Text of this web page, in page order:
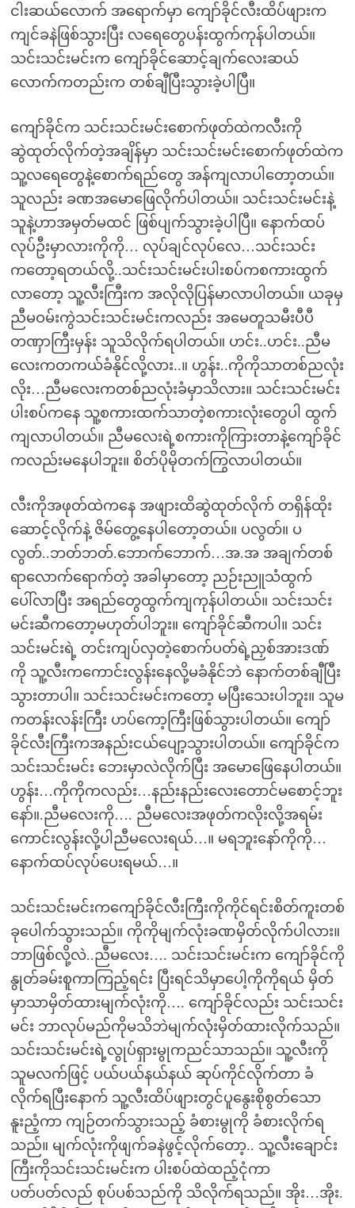
ငါးဆယ်လောက် အရောက်မှာ ကျော်ခိုင်လီးထိပ်ဖျားက
ကျင်ခနဲဖြစ်သွားပြီး လရေတွေပန်းထွက်ကုန်ပါတယ်။
သင်းသင်းမင်းက ကျော်ခိုင်ဆောင့်ချက်လေးဆယ်
လောက်ကတည်းက တစ်ချီပြီးသွားခဲ့ပါပြီ။
ကျော်ခိုင်က သင်းသင်းမင်းစောက်ဖုတ်ထဲကလီးကို
ဆွဲထုတ်လိုက်တဲ့အချိန်မှာ သင်းသင်းမင်းစောက်ဖုတ်ထဲက
သူ့လရေတွေနဲ့စောက်ရည်တွေ အန်ကျလာပါတော့တယ်။
သူလည်း ခဏအမောဖြေလိုက်ပါတယ်။ သင်းသင်းမင်းနဲ့
သူနဲ့ဟာအမှတ်မထင် ဖြစ်ပျက်သွားခဲ့ပါပြီ။ နောက်ထပ်
လုပ်ဦးမှာလားကိုကို… လုပ်ချင်လုပ်လေ…သင်းသင်း
ကတော့ရတယ်လို့..သင်းသင်းမင်းပါးစပ်ကစကားထွက်
လာတော့ သူ့လီးကြီးက အလိုလိုပြန်မာလာပါတယ်။ ယခုမှ
ညီမဝမ်းကွဲသင်းသင်းမင်းကလည်း အမေတူသမီးပီပီ
တဏှာကြီးမှန်း သူသိလိုက်ရပါတယ်။ ဟင်း..ဟင်း..ညီမ
လေးကတကယ်ခံနိုင်လို့လား..။ ဟွန်း..ကိုကိုသာတစ်ညလုံး
လိုး…ညီမလေးကတစ်ညလုံးခံမှာသိလား။ သင်းသင်းမင်း
ပါးစပ်ကနေ သူ့စကားထက်သာတဲ့စကားလုံးတွေပါ ထွက်
ကျလာပါတယ်။ ညီမလေးရဲ့စကားကိုကြားတာနဲ့ကျော်ခိုင်
ကလည်းမနေပါဘူး။ စိတ်ပိုမိုတက်ကြွလာပါတယ်။
လီးကိုအဖုတ်ထဲကနေ အဖျားထိဆွဲထုတ်လိုက် တရှိန်ထိုး
ဆောင့်လိုက်နဲ့ ဇိမ်တွေ့နေပါတော့တယ်။ ပလွတ်။ ပ
လွတ်..ဘတ်ဘတ်.ဘောက်ဘောက်…အ.အ အချက်တစ်
ရာလောက်ရောက်တဲ့ အခါမှာတော့ ညဉ်းညူသံထွက်
ပေါ်လာပြီး အရည်တွေထွက်ကျကုန်ပါတယ်။ သင်းသင်း
မင်းဆီကတော့မဟုတ်ပါဘူး။ ကျော်ခိုင်ဆီကပါ။ သင်း
သင်းမင်းရဲ့ တင်းကျပ်လှတဲ့စောက်ပတ်ရဲ့ညှစ်အားဒဏ်
ကို သူ့လီးကကောင်းလွန်းနေလို့မခံနိုင်ဘဲ နောက်တစ်ချီပြီး
သွားတာပါ။ သင်းသင်းမင်းကတော့ မပြီးသေးပါဘူး။ သူမ
ကတန်းလန်းကြီး ဟပ်ကော့ကြီးဖြစ်သွားပါတယ်။ ကျော်
ခိုင်လီးကြီးကအနည်းငယ်ပျော့သွားပါတယ်။ ကျော်ခိုင်က
သင်းသင်းမင်း ဘေးမှာလဲလိုက်ပြီး အမောဖြေနေပါတယ်။
ဟွန်း…ကိုကိုကလည်း…နည်းနည်းလေးတောင်မစောင့်ဘူး
နော်။.ညီမလေးကို…. ညီမလေးအဖုတ်ကလိုးလို့အရမ်း
ကောင်းလွန်းလို့ပါညီမလေးရယ်…။ မရဘူးနော်ကိုကို…
နောက်ထပ်လုပ်ပေးရမယ်…။
သင်းသင်းမင်းကကျော်ခိုင်လီးကြီးကိုကိုင်ရင်းစိတ်ကူးတစ်
ခုပေါက်သွားသည်။ ကိုကိုမျက်လုံးခဏမှိတ်လိုက်ပါလား။
ဘာဖြစ်လို့လဲ..ညီမလေး…. သင်းသင်းမင်းက ကျော်ခိုင်ကို
နွုတ်ခမ်းစူကာကြည့်ရင်း ပြီးရင်သိမှာပေါ့ကိုကိုရယ် မှိတ်
မှာသာမှိတ်ထားမျက်လုံးကို…. ကျော်ခိုင်လည်း သင်းသင်း
မင်း ဘာလုပ်မည်ကိုမသိဘဲမျက်လုံးမှိတ်ထားလိုက်သည်။
သင်းသင်းမင်းရဲ့လွုပ်ရှားမွုကညင်သာသည်။ သူ့လီးကို
သူမလက်ဖြင့် ပယ်ပယ်နယ်နယ် ဆုပ်ကိုင်လိုက်တာ ခံ
လိုက်ရပြီးနောက် သူ့လီးထိပ်ဖျားတွင်ပူနွေးစိုစွတ်သော
နူးညံ့ကာ ကျဉ်တက်သွားသည့် ခံစားမွုကို ခံစားလိုက်ရ
သည်။ မျက်လုံးကိုဖျက်ခနဲဖွင့်လိုက်တော့.. သူ့လီးချောင်း
ကြီးကိုသင်းသင်းမင်းက ပါးစပ်ထဲထည့်ငုံကာ
ပတ်ပတ်လည် စုပ်ပစ်သည်ကို သိလိုက်ရသည်။ အိုး…အိုး.